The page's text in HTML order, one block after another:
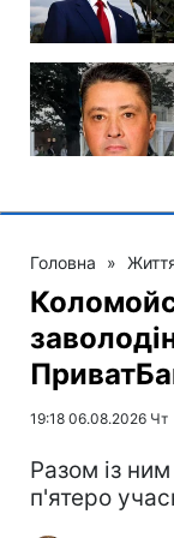
Головна »
19:18 06.08.2026 Чт
Разом із
п'ятеро